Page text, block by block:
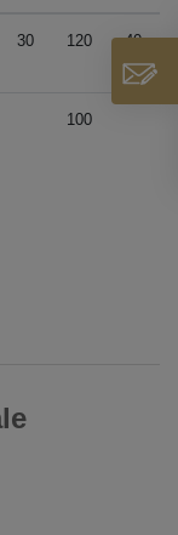
30 120 40
100